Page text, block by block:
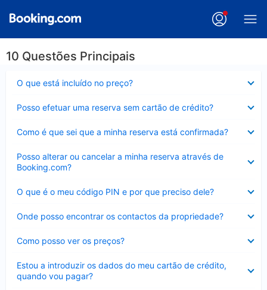
10 Questões Principais
O que está incluído no preço?
fechado
Posso efetuar uma reserva sem cartão de crédito?
fechado
Como é que sei que a minha reserva está confirmada?
fechado
Posso alterar ou cancelar a minha reserva através de
Booking.com?
fechado
O que é o meu código PIN e por que preciso dele?
fechado
Onde posso encontrar os contactos da propriedade?
fechado
Como posso ver os preços?
fechado
Estou a introduzir os dados do meu cartão de crédito,
quando vou pagar?
fechado